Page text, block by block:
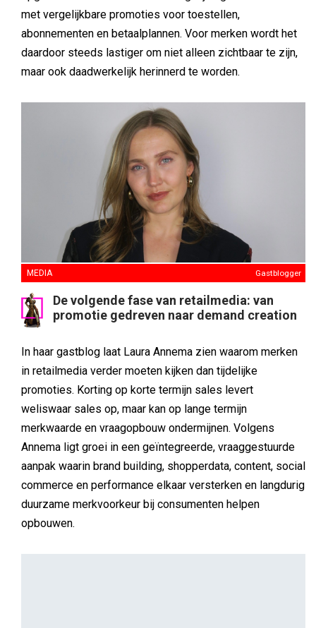
De volgende fase van retailmedia: van
promotie gedreven naar demand creation
In haar gastblog laat Laura Annema zien waarom merken
in retailmedia verder moeten kijken dan tijdelijke
promoties. Korting op korte termijn sales levert
weliswaar sales op, maar kan op lange termijn
merkwaarde en vraagopbouw ondermijnen. Volgens
Annema ligt groei in een geïntegreerde, vraaggestuurde
aanpak waarin brand building, shopperdata, content, social
commerce en performance elkaar versterken en langdurig
duurzame merkvoorkeur bij consumenten helpen
opbouwen.
Creatieve sector, zakelijke risico’s: hoe dek je
die goed af?